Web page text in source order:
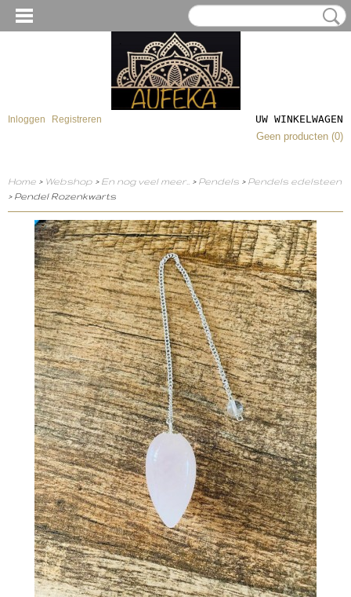
Inloggen Registreren
UW WINKELWAGEN
Geen producten (0)
Home > Webshop > En nog veel meer.. > Pendels > Pendels edelsteen
> Pendel Rozenkwarts